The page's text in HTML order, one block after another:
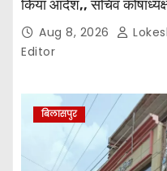
किया आदेश,, सचिव
पदाधिकारियों के बीच
कसौटी तक पहुंचा…
Aug 8, 2026
Editor
बिलासपुर